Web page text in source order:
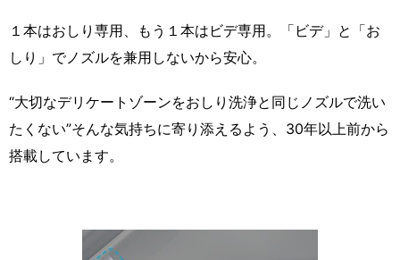
１本はおしり専用、もう１本はビデ専用。「ビデ」と「お
しり」でノズルを兼用しないから安心。
“大切なデリケートゾーンをおしり洗浄と同じノズルで洗い
たくない”そんな気持ちに寄り添えるよう、30年以上前から
搭載しています。